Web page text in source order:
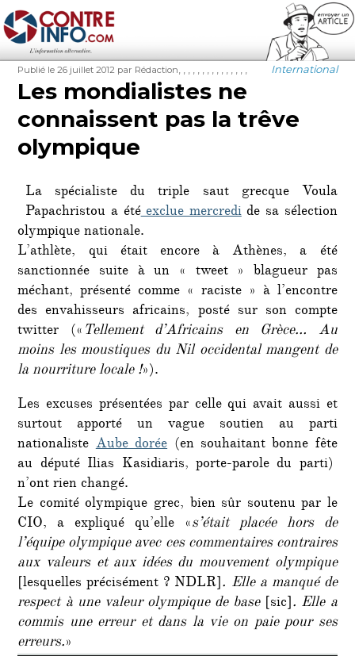
Contre-Info
Publié
le
Publié le 26 juillet 2012 Auteur
par Rédaction Catégories
International
Les mondialistes ne
connaissent pas la trêve
olympique
La spécialiste du triple saut grecque Voula
Papachristou a étéexclue mercredide sa sélection
olympique nationale.
L’athlète, qui était encore à Athènes, a été
sanctionnée suite à un « tweet » blagueur pas
méchant, présenté comme « raciste » à l’encontre
des envahisseurs africains, posté sur son compte
twitter («Tellement d’Africains en Grèce… Au
moins les moustiques du Nil occidental mangent de
la nourriture locale !»).
Les excuses présentées par celle qui avait aussi et
surtout apporté un vague soutien au parti
nationalisteAube dorée(en souhaitant bonne fête
au député Ilias Kasidiaris, porte-parole du parti)
n’ont rien changé.
Le comité olympique grec, bien sûr soutenu par le
CIO, a expliqué qu’elle «s’était placée hors de
l’équipe olympique avec ces commentaires contraires
aux valeurs et aux idées du mouvement olympique
[lesquelles précisément ? NDLR]. Elle a manqué de
respect à une valeur olympique de base[sic]. Elle a
commis une erreur et dans la vie on paie pour ses
erreurs.»